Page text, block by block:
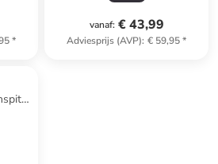
*
vanaf: € 43,99
Adviesprijs (AVP): € 59,95*